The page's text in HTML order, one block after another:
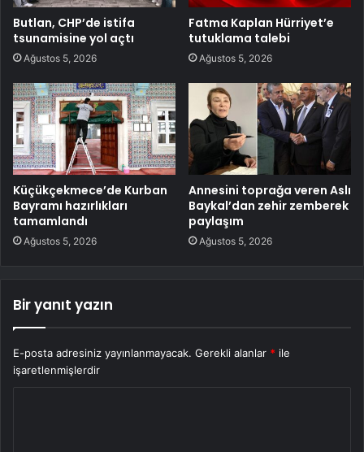
Butlan, CHP’de istifa
tsunamisine yol açtı
Ağustos 5, 2026
Fatma Kaplan Hürriyet’e
tutuklama talebi
Ağustos 5, 2026
Küçükçekmece’de Kurban
Bayramı hazırlıkları
tamamlandı
Ağustos 5, 2026
Annesini toprağa veren Aslı
Baykal’dan zehir zemberek
paylaşım
Ağustos 5, 2026
Bir yanıt yazın
E-posta adresiniz yayınlanmayacak. Gerekli alanlar * ile
işaretlenmişlerdir